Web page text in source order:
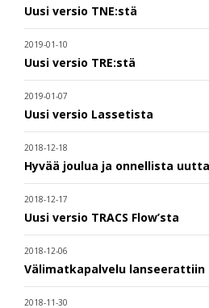
Uusi versio TNE:stä
2019-01-10
Uusi versio TRE:stä
2019-01-07
Uusi versio Lassetista
2018-12-18
Hyvää joulua ja onnellista
2018-12-17
Uusi versio TRACS Flow’sta
2018-12-06
Välimatkapalvelu lanseerattiin
2018-11-30